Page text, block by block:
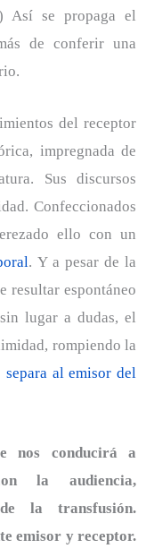
Así se propaga el
de conferir una
del receptor
impregnada de
Sus discursos
Confeccionados
ello con un
. Y a pesar de la
resultar espontáneo
lugar a dudas, el
rompiendo la
separa al emisor del
nos conducirá a
la audiencia,
la transfusión.
emisor y receptor.